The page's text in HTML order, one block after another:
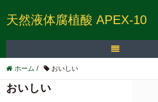
天然液体腐植酸 APEX-10
ホーム / おいしい
おいしい